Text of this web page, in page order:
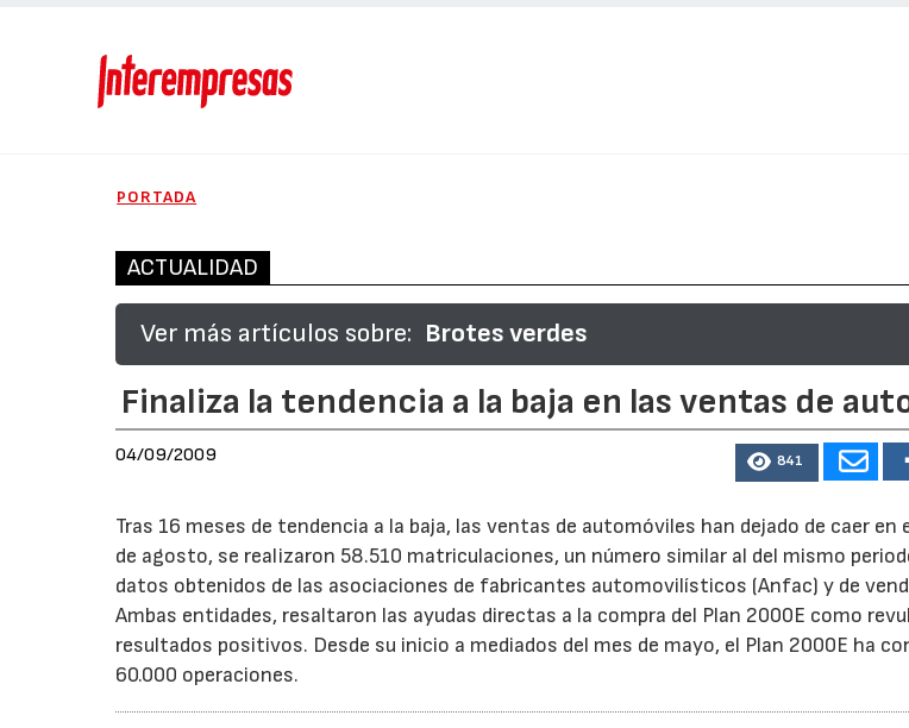
PORTADA
ACTUALIDAD
Ver más artículos sobre: Brotes verdes
Finaliza la tendencia a la baja en las ventas de
04/09/2009 841
Tras 16 meses de tendencia a la baja, las ventas de automóviles han dejado de caer en
de agosto, se realizaron 58.510 matriculaciones, un número similar al del mismo
datos obtenidos de las asociaciones de fabricantes automovilísticos (Anfac) y de
Ambas entidades, resaltaron las ayudas directas a la compra del Plan 2000E como
resultados positivos. Desde su inicio a mediados del mes de mayo, el Plan 2000E ha
60.000 operaciones.